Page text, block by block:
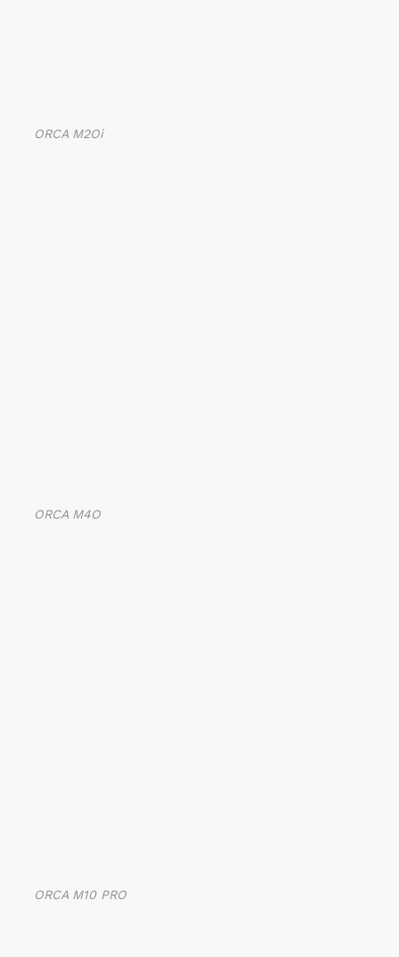
ORCA M2Oi
ORCA M4O
ORCA M10 PRO